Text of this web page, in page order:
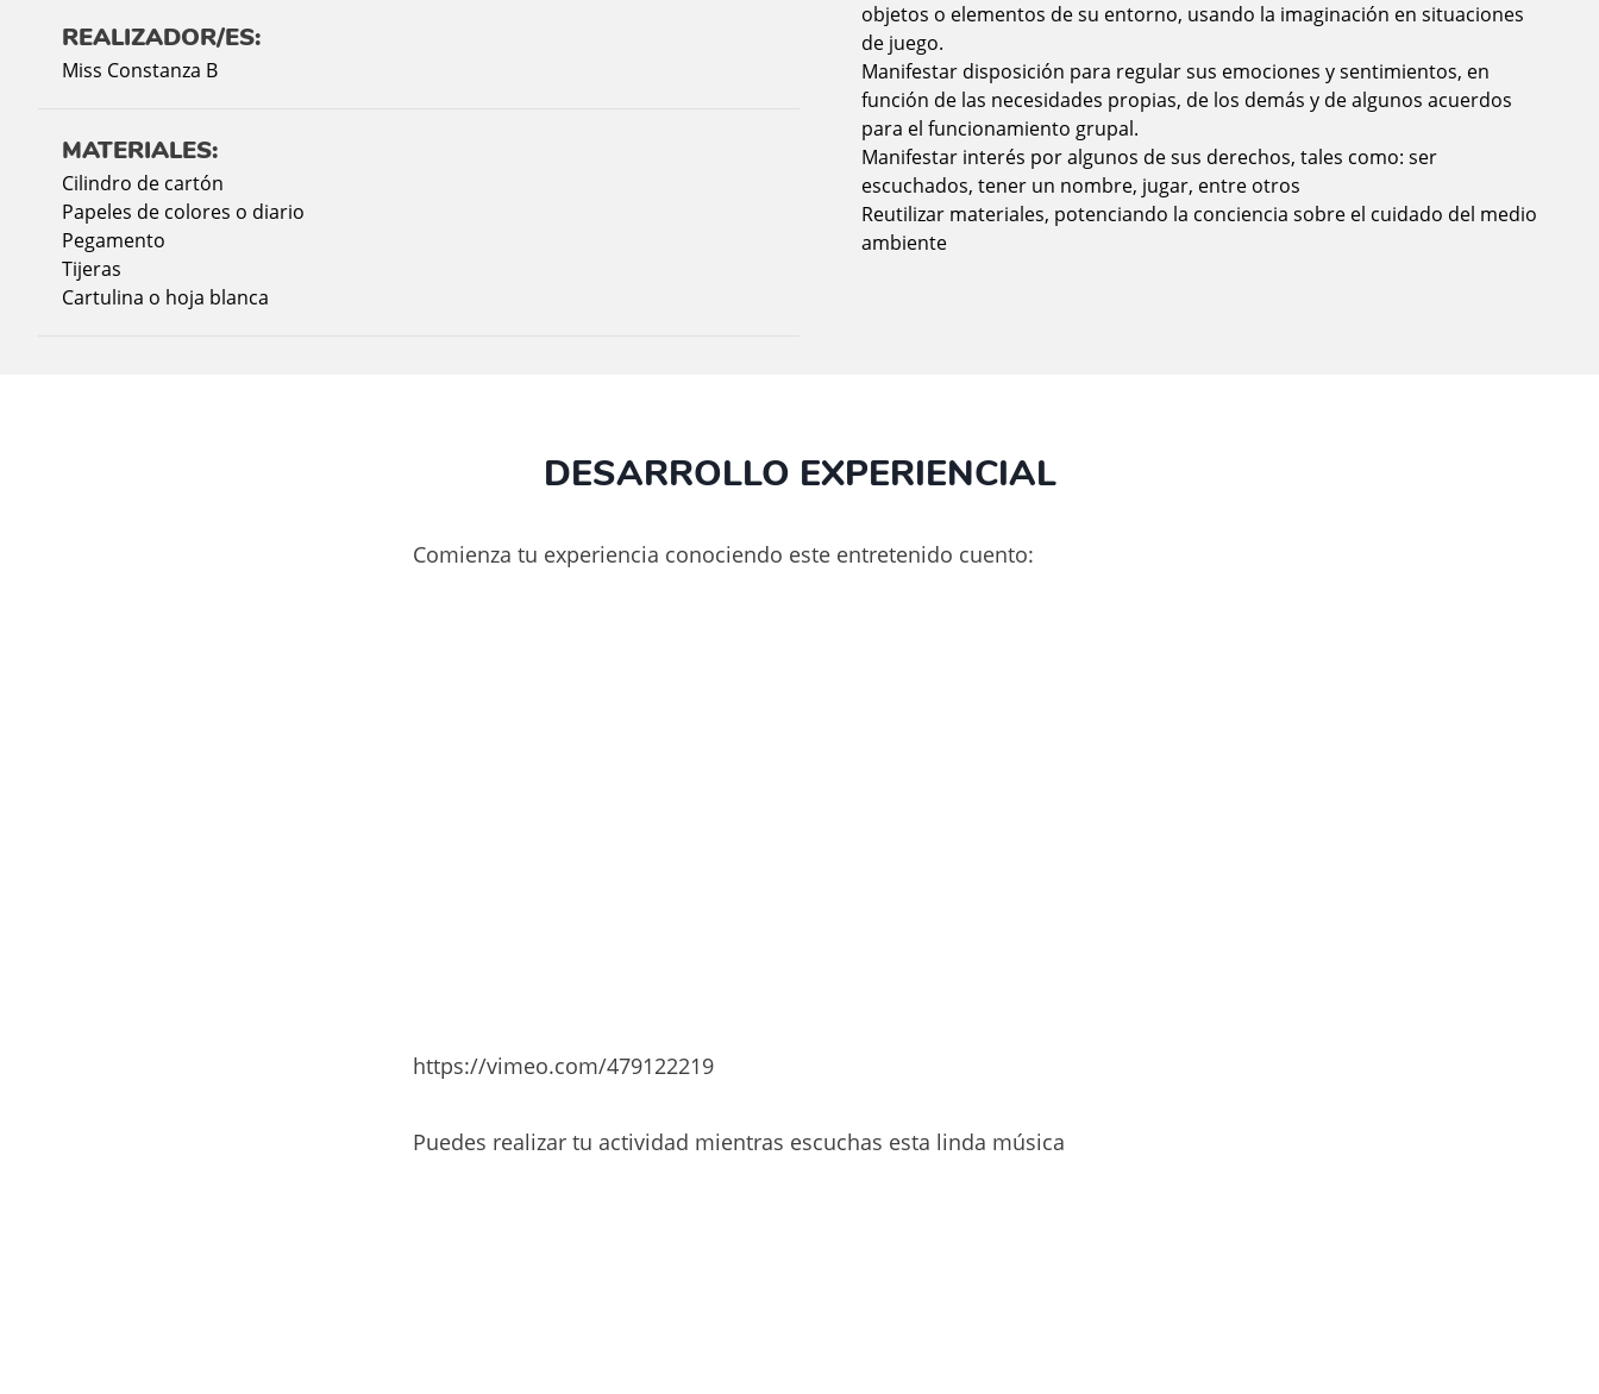
REALIZADOR/ES:
Miss Constanza B
MATERIALES:
Cilindro de cartón
Papeles de colores o diario
Pegamento
Tijeras
Cartulina o hoja blanca
objetos o elementos de su entorno, usando la imaginación en situaciones
de juego.
Manifestar disposición para regular sus emociones y sentimientos, en
función de las necesidades propias, de los demás y de algunos acuerdos
para el funcionamiento grupal.
Manifestar interés por algunos de sus derechos, tales como: ser
escuchados, tener un nombre, jugar, entre otros
Reutilizar materiales, potenciando la conciencia sobre el cuidado del medio
ambiente
DESARROLLO EXPERIENCIAL
Comienza tu experiencia conociendo este entretenido cuento:
https://vimeo.com/479122219
Puedes realizar tu actividad mientras escuchas esta linda música